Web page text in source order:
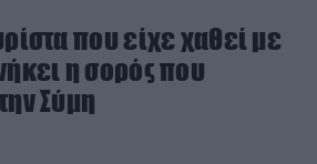
που είχε χαθεί με
η σορός που
Σύμη